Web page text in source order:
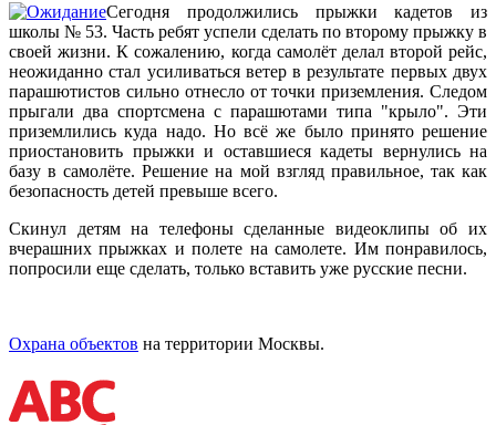
Сегодня продолжились прыжки кадетов из
школы № 53. Часть ребят успели сделать по второму прыжку в
своей жизни. К сожалению, когда самолёт делал второй рейс,
неожиданно стал усиливаться ветер в результате первых двух
парашютистов сильно отнесло от точки приземления. Следом
прыгали два спортсмена с парашютами типа "крыло". Эти
приземлились куда надо. Но всё же было принято решение
приостановить прыжки и оставшиеся кадеты вернулись на
базу в самолёте. Решение на мой взгляд правильное, так как
безопасность детей превыше всего.
Скинул детям на телефоны сделанные видеоклипы об их
вчерашних прыжках и полете на самолете. Им понравилось,
попросили еще сделать, только вставить уже русские песни.
Охрана объектов на территории Москвы.